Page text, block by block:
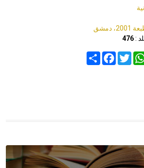
دمشق
:
476
Share
FacebookTwitter